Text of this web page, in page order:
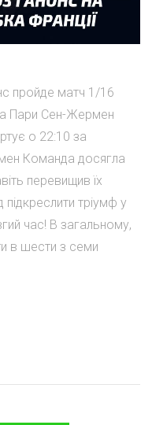
пройде матч 1/16
Пари Сен-Жермен
о 22:10 за
Команда досягла
перевищив їх
підкреслити тріумф у
час! В загальному,
в шести з семи